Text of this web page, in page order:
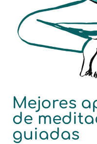
Mejores
de
guiadas